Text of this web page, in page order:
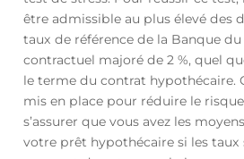
être admissible au plus élevé des
taux de référence de la Banque
contractuel majoré de 2 %, quel
le terme du contrat hypothécaire.
mis en place pour réduire le
s’assurer que vous avez les
votre prêt hypothécaire si les taux